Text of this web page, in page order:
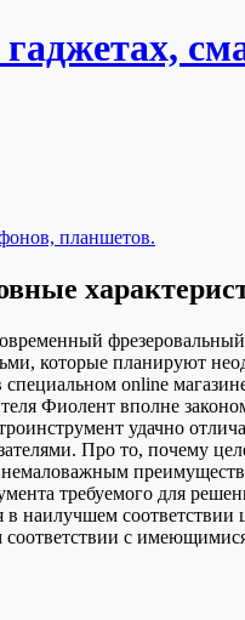
которые планируют
online
Фиолент вполне
удачно
Про то, почему
требуемого для
в наилучшем
соответствии с